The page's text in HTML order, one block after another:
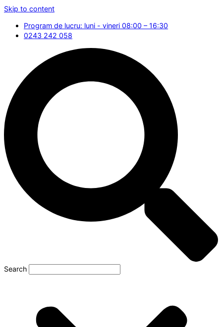
Skip to content
Program de lucru: luni - vineri 08:00 – 16:30
0243 242 058
Search